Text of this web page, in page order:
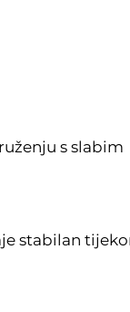
s slabim
stabilan